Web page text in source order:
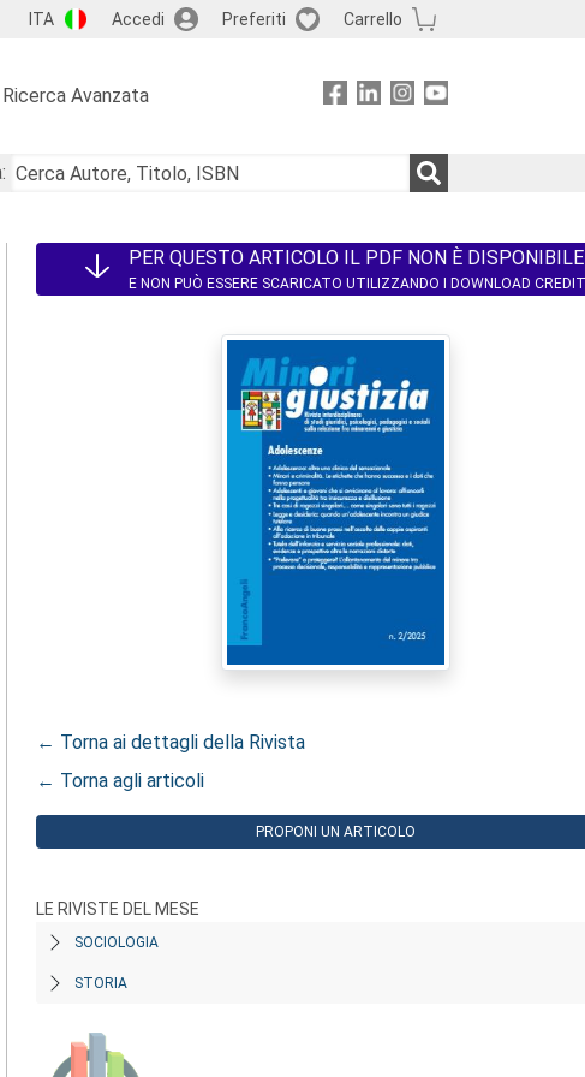
ITA Accedi Preferiti Carrello
Ricerca Avanzata
PER QUESTO ARTICOLO IL PDF NON È DISPONIBILE
E NON PUÒ ESSERE SCARICATO UTILIZZANDO I DOWNLOAD CREDIT
← Torna ai dettagli della Rivista
← Torna agli articoli
PROPONI UN ARTICOLO
LE RIVISTE DEL MESE
SOCIOLOGIA
STORIA